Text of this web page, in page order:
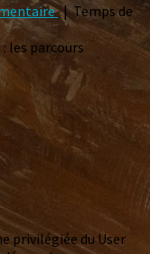
| Temps de
les parcours
privilégiée du User